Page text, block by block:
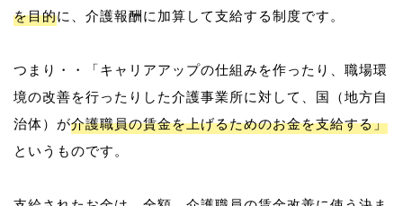
を目的に、介護報酬に加算して支給する制度です。
つまり・・「キャリアアップの仕組みを作ったり、職場環
境の改善を行ったりした介護事業所に対して、国（地方自
治体）が介護職員の賃金を上げるためのお金を支給する」
というものです。